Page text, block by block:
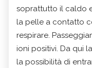
soprattutto il caldo
la pelle a contatto
respirare.
ioni positivi. Da qui
la possibilità di